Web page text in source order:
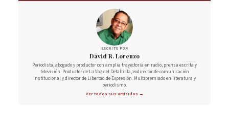
ESCRITO POR
David R. Lorenzo
Periodista, abogado y productor con amplia trayectoria en radio, prensa escrita y
televisión. Productor de La Voz del Detallista, exdirector de comunicación
institucional y director de Libertad de Expresión. Multipremiado en literatura y
periodismo.
Ver todos sus artículos →